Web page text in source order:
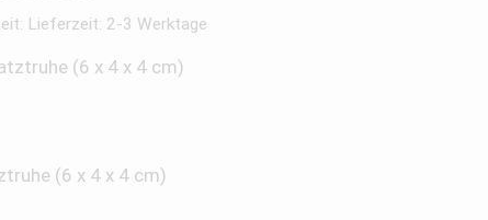
Lieferzeit: 2-3 Werktage
(6 x 4 x 4 cm)